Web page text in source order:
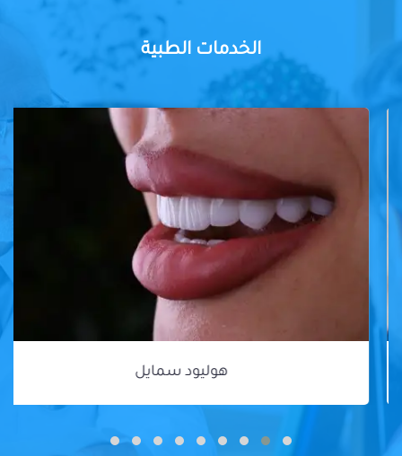
الخدمات الطبية
هوليود سمايل